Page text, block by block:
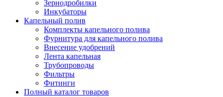
Зернодробилки
Инкубаторы
Капельный полив
Комплекты капельного полива
Фурнитура для капельного полива
Внесение удобрений
Лента капельная
Трубопроводы
Фильтры
Фитинги
Полный каталог товаров